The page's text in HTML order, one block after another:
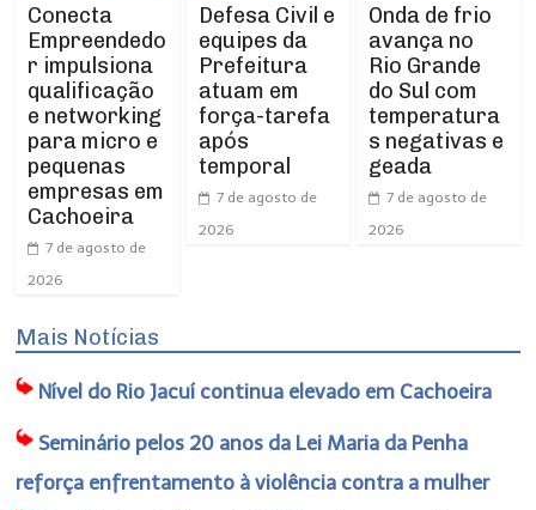
Conecta
Empreendedo
r impulsiona
qualificação
e networking
para micro e
pequenas
empresas em
Cachoeira
7 de agosto de
2026
Defesa Civil e
equipes da
Prefeitura
atuam em
força-tarefa
após
temporal
7 de agosto de
2026
Onda de frio
avança no
Rio Grande
do Sul com
temperatura
s negativas e
geada
7 de agosto de
2026
Mais Notícias
Nível do Rio Jacuí continua elevado em Cachoeira
Seminário pelos 20 anos da Lei Maria da Penha
reforça enfrentamento à violência contra a mulher